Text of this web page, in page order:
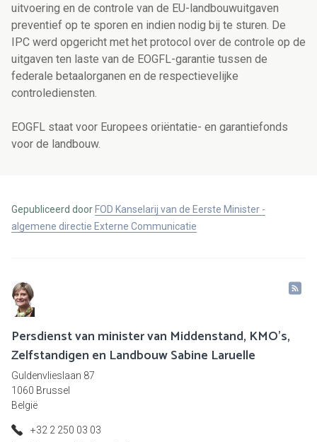
uitvoering en de controle van de EU-landbouwuitgaven
preventief op te sporen en indien nodig bij te sturen. De
IPC werd opgericht met het protocol over de controle op de
uitgaven ten laste van de EOGFL-garantie tussen de
federale betaalorganen en de respectievelijke
controlediensten.
EOGFL staat voor Europees oriëntatie- en garantiefonds
voor de landbouw.
Gepubliceerd door FOD Kanselarij van de Eerste Minister -
algemene directie Externe Communicatie
Persdienst van minister van Middenstand, KMO's,
Zelfstandigen en Landbouw Sabine Laruelle
Guldenvlieslaan 87
1060 Brussel
België
+32 2 250 03 03